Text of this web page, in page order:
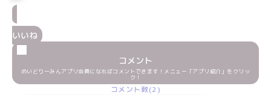
いいね
コメント
めいどりーみんアプリ会員になればコメントできます！メニュー「アプリ紹介」をクリッ
ク！
コメント数(2)